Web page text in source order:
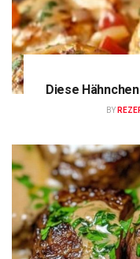
Diese
BY